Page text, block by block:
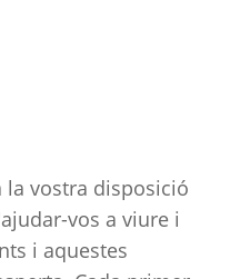
la vostra disposició
vos a viure i
i aquestes